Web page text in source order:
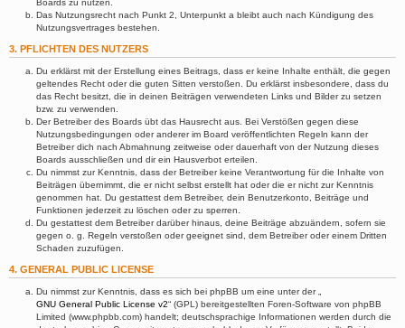
Boards zu nutzen.
Das Nutzungsrecht nach Punkt 2, Unterpunkt a bleibt auch nach Kündigung des
Nutzungsvertrages bestehen.
3. PFLICHTEN DES NUTZERS
Du erklärst mit der Erstellung eines Beitrags, dass er keine Inhalte enthält, die gegen
geltendes Recht oder die guten Sitten verstoßen. Du erklärst insbesondere, dass du
das Recht besitzt, die in deinen Beiträgen verwendeten Links und Bilder zu setzen
bzw. zu verwenden.
Der Betreiber des Boards übt das Hausrecht aus. Bei Verstößen gegen diese
Nutzungsbedingungen oder anderer im Board veröffentlichten Regeln kann der
Betreiber dich nach Abmahnung zeitweise oder dauerhaft von der Nutzung dieses
Boards ausschließen und dir ein Hausverbot erteilen.
Du nimmst zur Kenntnis, dass der Betreiber keine Verantwortung für die Inhalte von
Beiträgen übernimmt, die er nicht selbst erstellt hat oder die er nicht zur Kenntnis
genommen hat. Du gestattest dem Betreiber, dein Benutzerkonto, Beiträge und
Funktionen jederzeit zu löschen oder zu sperren.
Du gestattest dem Betreiber darüber hinaus, deine Beiträge abzuändern, sofern sie
gegen o. g. Regeln verstoßen oder geeignet sind, dem Betreiber oder einem Dritten
Schaden zuzufügen.
4. GENERAL PUBLIC LICENSE
Du nimmst zur Kenntnis, dass es sich bei phpBB um eine unter der „
GNU General Public License v2“ (GPL) bereitgestellten Foren-Software von phpBB
Limited (www.phpbb.com) handelt; deutschsprachige Informationen werden durch die